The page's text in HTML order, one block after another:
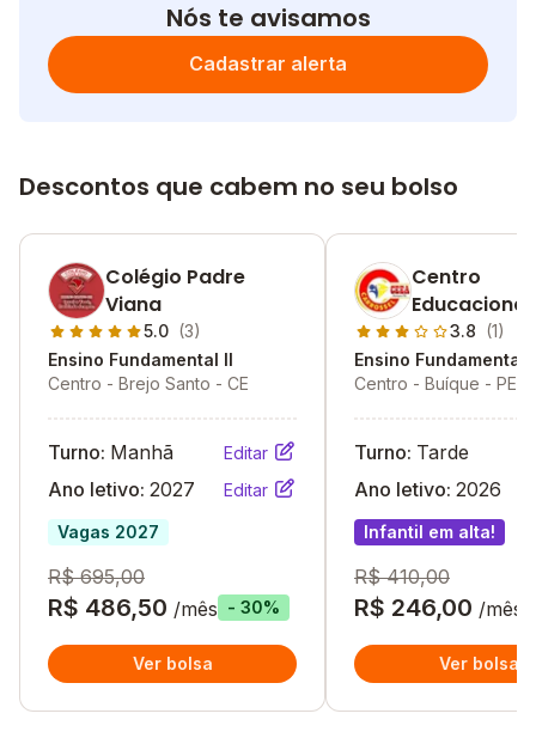
Nós te avisamos
Cadastrar alerta
Descontos que cabem no seu bolso
Colégio Padre
Viana
5.0 (3)
Ensino Fundamental II
Centro - Brejo Santo - CE
Turno: Manhã Editar
Ano letivo: 2027 Editar
Vagas 2027
R$ 695,00
R$ 486,50 /mês - 30%
Ver bolsa
Centro
Educacional
Carrossel
3.8 (1)
Ensino Fundamental
Centro - Buíque - PE
Turno: Tarde
Ano letivo: 2026
Infantil em alta!
R$ 410,00
R$ 246,00 /mês
Ver bolsa